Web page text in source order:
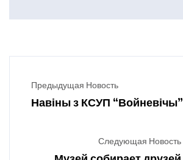
Предыдущая Новость
Навіны з КСУП “Войневічы”
Следующая Новость